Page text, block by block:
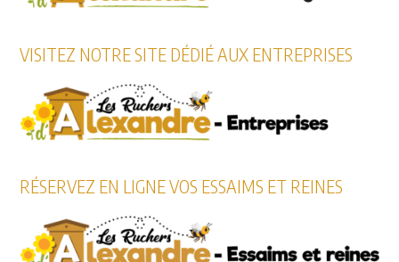
VISITEZ NOTRE SITE DÉDIÉ AUX ENTREPRISES
RÉSERVEZ EN LIGNE VOS ESSAIMS ET REINES